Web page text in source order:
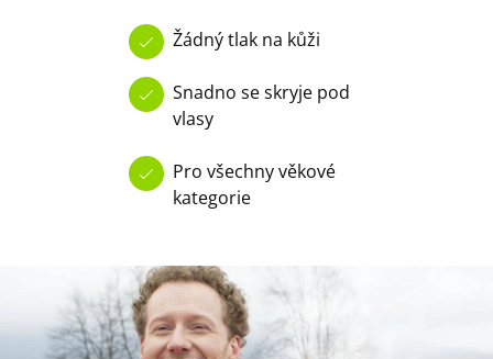
Žádný tlak na kůži
Snadno se skryje pod
vlasy
Pro všechny věkové
kategorie